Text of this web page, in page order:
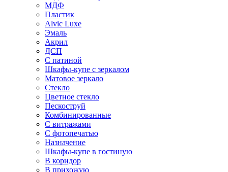
МДФ
Пластик
Alvic Luxe
Эмаль
Акрил
ДСП
С патиной
Шкафы-купе с зеркалом
Матовое зеркало
Стекло
Цветное стекло
Пескоструй
Комбинированные
С витражами
С фотопечатью
Назначение
Шкафы-купе в гостиную
В коридор
В прихожую